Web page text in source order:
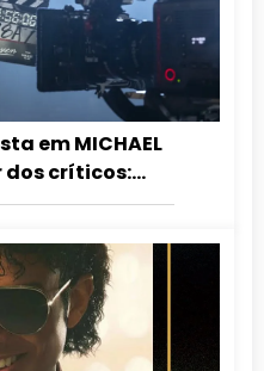
em MICHAEL
dos críticos:
ignorar!”